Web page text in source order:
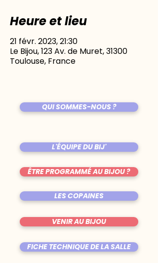
Heure et lieu
21 févr. 2023, 21:30
Le Bijou, 123 Av. de Muret, 31300
Toulouse, France
QUI SOMMES-NOUS ?
L'ÉQUIPE DU BIJ'
ÊTRE PROGRAMMÉ AU BIJOU ?
LES COPAINES
VENIR AU BIJOU
FICHE TECHNIQUE DE LA SALLE